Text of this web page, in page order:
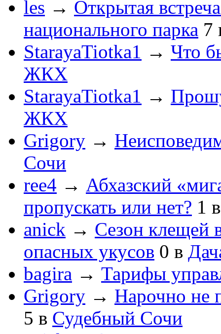
les → Открытая
национального парка 7
StarayaTiotka1 → Что
ЖКХ
StarayaTiotka1 →
ЖКХ
Grigory →
Сочи
ree4 → Абхазский
пропускать или нет? 1
anick → Сезон клещей
опасных укусов 0 в
bagira → Тарифы
Grigory → Нарочно не
5 в Судебный Сочи